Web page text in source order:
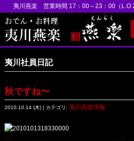
夷川燕楽 営業時間 17：00～23：00（L.O
夷川社員日記
秋ですね〜
2010.10.14 (木) | カテゴリ: 夷川燕楽情報